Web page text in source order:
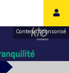
Contenu sponsorisé